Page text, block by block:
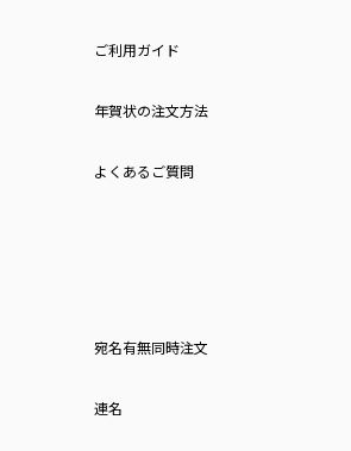
ご利用ガイド
年賀状の注文方法
よくあるご質問
宛名有無同時注文
連名